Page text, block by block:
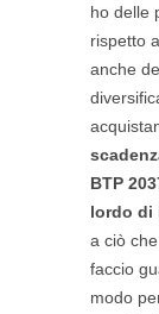
ho delle
rispetto
anche
BTP
lordo di
a ciò
faccio
modo